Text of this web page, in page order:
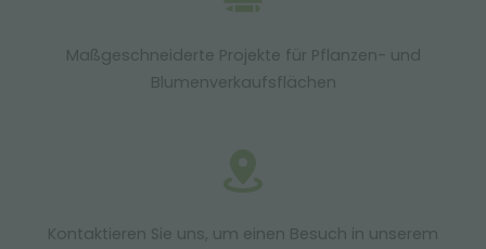
Maßgeschneiderte Projekte für Pflanzen- und
Blumenverkaufsflächen
Kontaktieren Sie uns, um einen Besuch in unserem